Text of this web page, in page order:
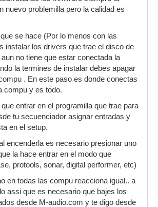
nuevo problemilla pero la calidad es
se hace (Por lo menos con las
instalar los drivers que trae el disco de
no tiene que estar conectada la
la termines de instalar debes apagar
. En este paso es donde conectas
compu y es todo.
entrar en el programilla que trae para
tu secuenciador asignar entradas y
en el setup.
encenderla es necesario presionar uno
la hace entrar en el modo que
protools, sonar, digital performer, etc)
en todas las compu reacciona igual.. a
assi que es necesario que bajes los
desde M-audio.com y te digo desde